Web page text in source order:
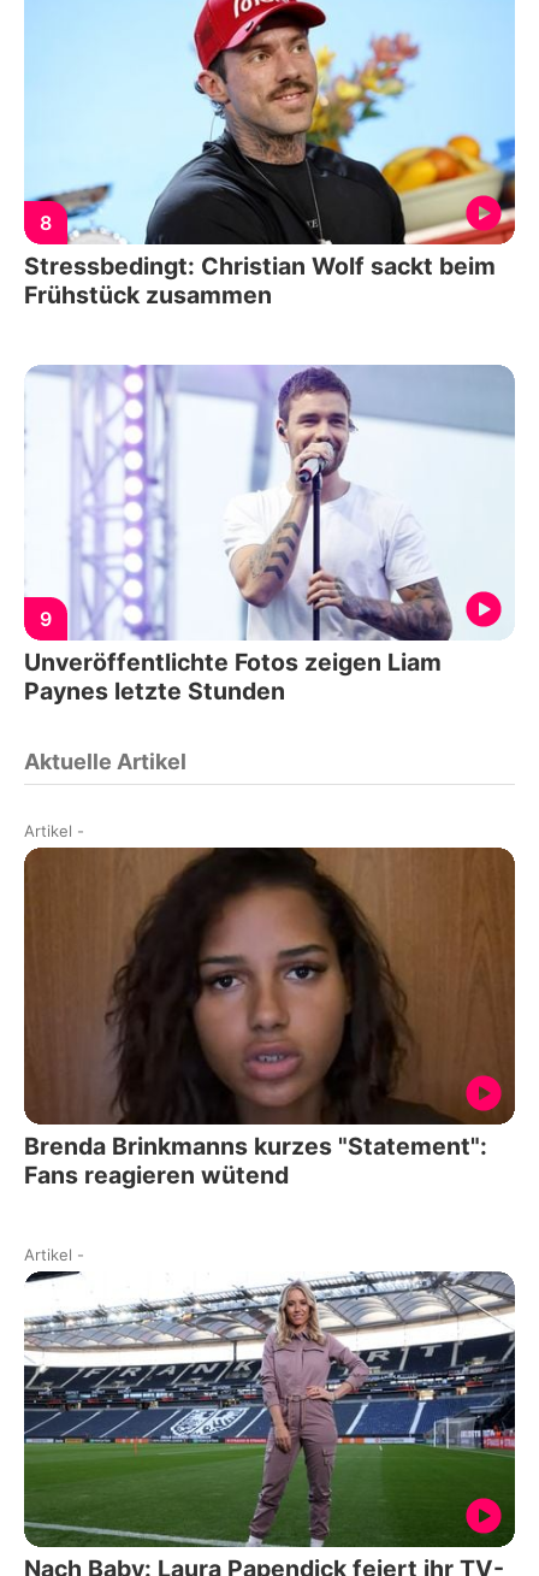
8
Stressbedingt: Christian Wolf sackt beim
Frühstück zusammen
9
Unveröffentlichte Fotos zeigen Liam
Paynes letzte Stunden
Aktuelle Artikel
Artikel -
Brenda Brinkmanns kurzes "Statement":
Fans reagieren wütend
Artikel -
Nach Baby: Laura Papendick feiert ihr TV-